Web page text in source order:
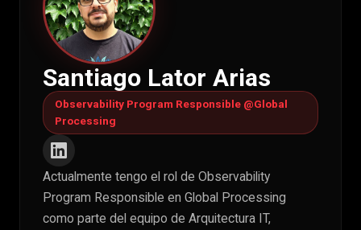
Santiago Lator Arias
Observability Program Responsible @Global
Processing
Actualmente tengo el rol de Observability
Program Responsible en Global Processing
como parte del equipo de Arquitectura IT,